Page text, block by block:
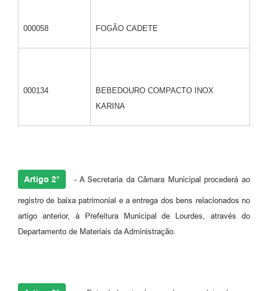
000058 FOGÃO CADETE
000134
BEBEDOURO COMPACTO INOX
KARINA
Artigo 2° - A Secretaria da Câmara Municipal procederá ao
registro de baixa patrimonial e a entrega dos bens relacionados no
artigo anterior, à Prefeitura Municipal de Lourdes, através do
Departamento de Materiais da Administração.